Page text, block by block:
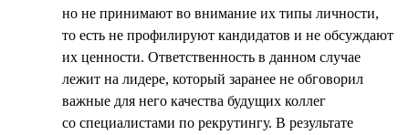
но не принимают во внимание их типы личности,
то есть не профилируют кандидатов и не обсуждают
их ценности. Ответственность в данном случае
лежит на лидере, который заранее не обговорил
важные для него качества будущих коллег
со специалистами по рекрутингу. В результате